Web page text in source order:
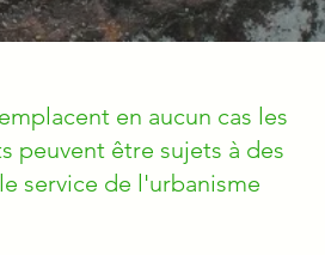
en aucun cas les
peuvent être sujets à des
service de l'urbanisme